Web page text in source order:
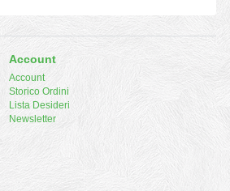
Account
Account
Storico Ordini
Lista Desideri
Newsletter